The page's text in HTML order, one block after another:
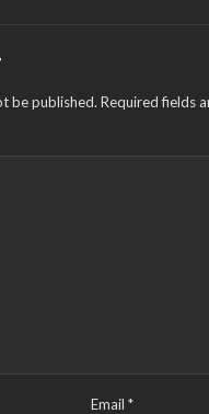
be published. Required fields
Email*